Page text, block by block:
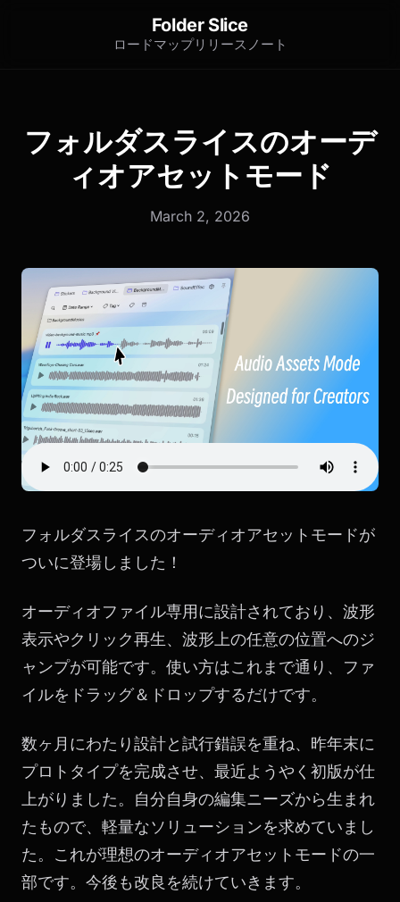
Folder Slice
ロードマップリリースノート
フォルダスライスのオーデ
ィオアセットモード
March 2, 2026
フォルダスライスのオーディオアセットモードが
ついに登場しました！
オーディオファイル専用に設計されており、波形
表示やクリック再生、波形上の任意の位置へのジ
ャンプが可能です。使い方はこれまで通り、ファ
イルをドラッグ＆ドロップするだけです。
数ヶ月にわたり設計と試行錯誤を重ね、昨年末に
プロトタイプを完成させ、最近ようやく初版が仕
上がりました。自分自身の編集ニーズから生まれ
たもので、軽量なソリューションを求めていまし
た。これが理想のオーディオアセットモードの一
部です。今後も改良を続けていきます。